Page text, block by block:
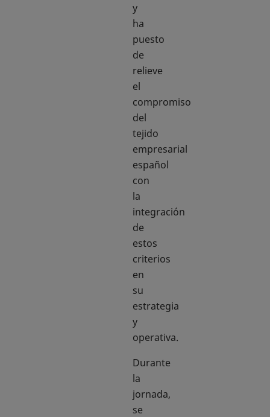
y
ha
puesto
de
relieve
el
compromiso
del
tejido
empresarial
español
con
la
integración
de
estos
criterios
en
su
estrategia
y
operativa.
Durante
la
jornada,
se